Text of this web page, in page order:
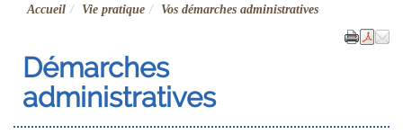
Accueil Vie pratique Vos démarches administratives
Démarches
administratives